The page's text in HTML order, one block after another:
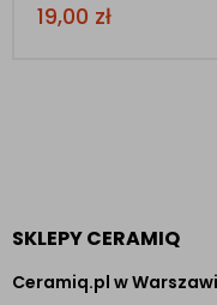
19,00 zł
SKLEPY CERAMIQ
Ceramiq.pl w